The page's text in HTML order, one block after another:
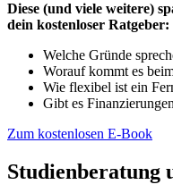
Diese (und viele weitere)
dein kostenloser Ratgeber:
Welche Gründe
Worauf kommt es
Wie flexibel ist ein
Gibt es
Zum kostenlosen E-Book
Studienberatung